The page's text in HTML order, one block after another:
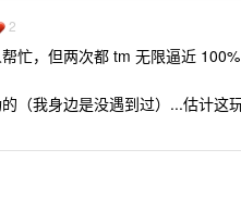
2
忙，但两次都 tm 无限逼近
（我身边是没遇到过）...估计这